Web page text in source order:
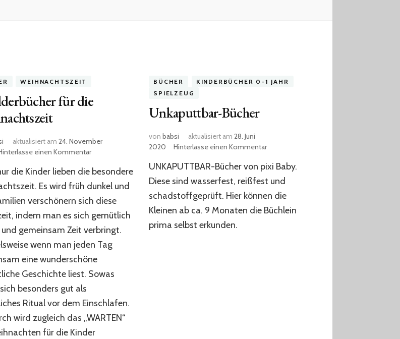
WEIHNACHTSZEIT
für die
aktualisiert am 24. November
einen Kommentarzu
für
die
die Kinder lieben die besondere
Es wird früh dunkel und
verschönern sich diese
indem man es sich gemütlich
gemeinsam Zeit verbringt.
wenn man jeden Tag
eine wunderschöne
Geschichte liest. Sowas
besonders gut als
Ritual vor dem Einschlafen.
wird zugleich das „WARTEN“
für die Kinder
BÜCHER
KINDERBÜCHER 0-1 JAHR
SPIELZEUG
Unkaputtbar-Bücher
vonbabsi aktualisiert am28. Juni
2020
Hinterlasse einen Kommentarzu
Bücher
UNKAPUTTBAR-Bücher von pixi Baby.
Diese sind wasserfest, reißfest und
schadstoffgeprüft. Hier können die
Kleinen ab ca. 9 Monaten die Büchlein
prima selbst erkunden.